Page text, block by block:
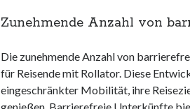
Zunehmende Anzahl von
Die zunehmende Anzahl von
für Reisende mit Rollator. Diese
eingeschränkter Mobilität, ihre